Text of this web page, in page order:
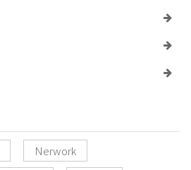
Nerwork